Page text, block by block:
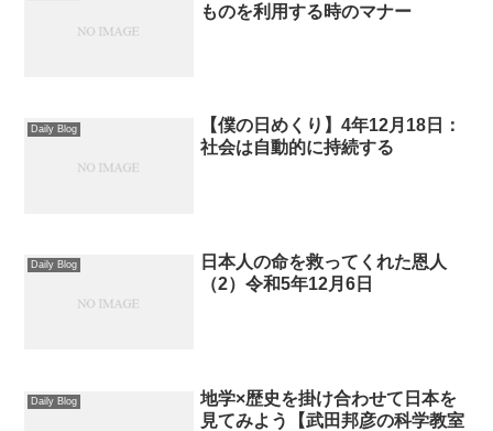
ものを利用する時のマナー
Daily Blog
【僕の日めくり】4年12月18日：
社会は自動的に持続する
Daily Blog
日本人の命を救ってくれた恩人
（2）令和5年12月6日
Daily Blog
地学×歴史を掛け合わせて日本を
見てみよう【武田邦彦の科学教室